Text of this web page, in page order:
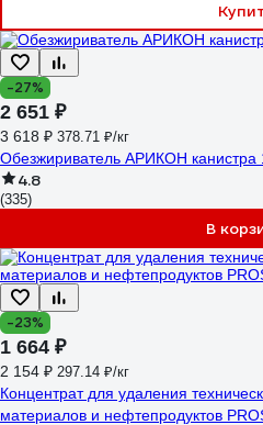
-27%
2 651 ₽
3 618 ₽ 378.71 ₽/кг
Обезжириватель АРИКОН канистра
4.8
(335)
В
-23%
1 664 ₽
2 154 ₽ 297.14 ₽/кг
Концентрат для удаления
материалов и нефтепродуктов